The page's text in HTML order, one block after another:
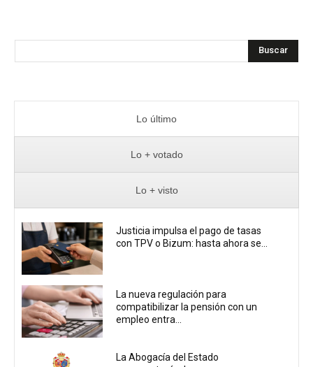
Buscar
Lo último
Lo + votado
Lo + visto
Justicia impulsa el pago de tasas
con TPV o Bizum: hasta ahora se...
La nueva regulación para
compatibilizar la pensión con un
empleo entra...
La Abogacía del Estado